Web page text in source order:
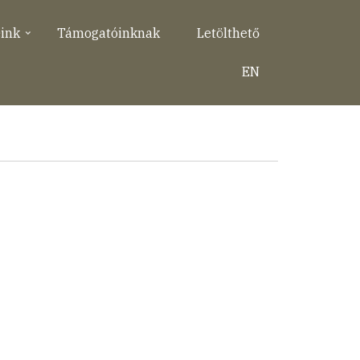
Támogatóinknak Letölthető
EN